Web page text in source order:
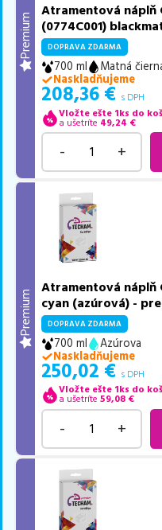
Premium
Atramentová náplň
(0774C001)
DOPRAVA ZDARMA
700 ml
Matná
Naskladňujeme
208,36 € s DPH
Vložte ešte 1ks do
a ušetríte 49,24 €
- +
Premium
Atramentová náplň
cyan (azúrová) -
DOPRAVA ZDARMA
700 ml
Azúrova
Naskladňujeme
250,02 € s DPH
Vložte ešte 1ks do
a ušetríte 59,08 €
- +